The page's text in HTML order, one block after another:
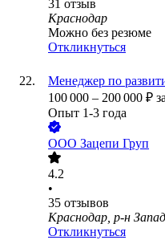
31 отзыв
Краснодар
Можно без резюме
Откликнуться
Менеджер по
100 000 – 200 000 ₽
Опыт 1-3 года
ООО Зацепи Груп
4.2
•
35 отзывов
Краснодар, р-н
Откликнуться